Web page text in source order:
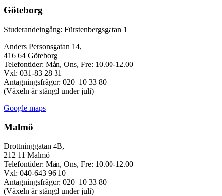
Göteborg
Studerandeingång: Fürstenbergsgatan 1
Anders Personsgatan 14,
416 64 Göteborg
Telefontider: Mån, Ons, Fre: 10.00-12.00
Vxl: 031-83 28 31
Antagningsfrågor: 020–10 33 80
(Växeln är stängd under juli)
Google maps
Malmö
Drottninggatan 4B,
212 11 Malmö
Telefontider: Mån, Ons, Fre: 10.00-12.00
Vxl: 040-643 96 10
Antagningsfrågor: 020–10 33 80
(Växeln är stängd under juli)